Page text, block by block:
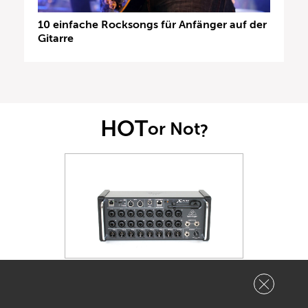
10 einfache Rocksongs für Anfänger auf der
Gitarre
HOTor Not?
Wie heiß findest Du dieses Produkt?